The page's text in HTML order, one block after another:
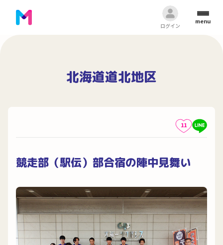
ログイン
menu
北海道道北地区
11
競走部（駅伝）部合宿の陣中見舞い